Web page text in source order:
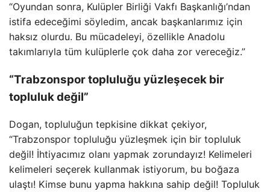
“Oyundan sonra, Kulüpler Birliği Vakfı Başkanlığı’ndan
istifa edeceğimi söyledim, ancak başkanlarımız için
haksız olurdu. Bu mücadeleyi, özellikle Anadolu
takımlarıyla tüm kulüplerle çok daha zor vereceğiz.”
“Trabzonspor topluluğu yüzleşecek bir
topluluk değil”
Dogan, topluluğun tepkisine dikkat çekiyor,
“Trabzonspor topluluğu yüzleşmek için bir topluluk
değil! İhtiyacımız olanı yapmak zorundayız! Kelimeleri
kelimeleri seçerek kullanmak istiyorum, bu boğaza
ulaştı! Kimse bunu yapma hakkına sahip değil! Topluluk